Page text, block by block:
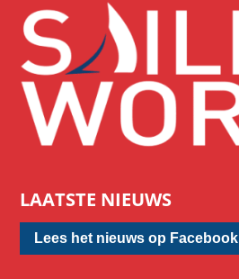
LAATSTE NIEUWS
Lees het nieuws op Facebook